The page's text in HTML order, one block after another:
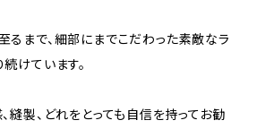
るまで、細部にまでこだわった素敵なラ
けています。
縫製、どれをとっても自信を持ってお勧